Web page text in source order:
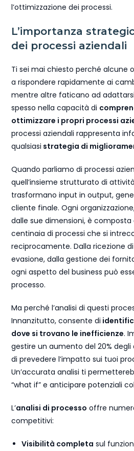
l’ottimizzazione dei processi.
L’importanza
dei processi aziendali
Ti sei mai chiesto perché alcune
a rispondere rapidamente ai
mentre altre faticano ad
spesso nella capacità di
ottimizzare i propri processi
processi aziendali rappresenta
qualsiasi strategia di
Quando parliamo di processi
quell’insieme strutturato di
trasformano input in output,
cliente finale. Ogni
dalle sue dimensioni, è
centinaia di processi che si
reciprocamente. Dalla ricezione
evasione, dalla gestione dei
ogni aspetto del business può
processo.
Ma perché l’analisi di questi
Innanzitutto, consente di
dove si trovano le inefficienze.
gestire un aumento del 20% degli
di prevedere l’impatto sui tuoi
Un’accurata analisi ti
“what if” e anticipare potenziali
L’analisi di processo offre
competitivi:
Visibilità completa sul